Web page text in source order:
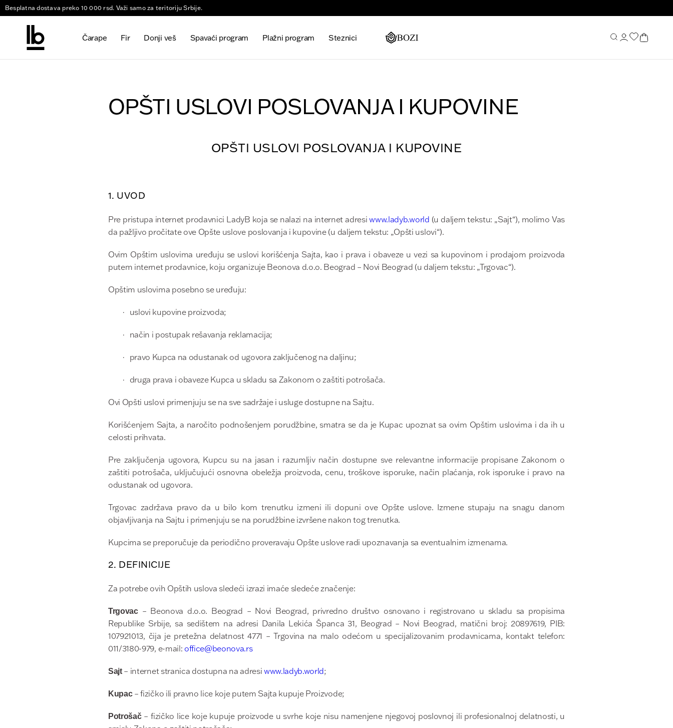
Besplatna dostava preko 10 000 rsd. Važi samo za teritoriju Srbije.
Čarape Fir Donji veš Spavaći program Plažni program Steznici
OPŠTI USLOVI POSLOVANJA I KUPOVINE
OPŠTI USLOVI POSLOVANJA I KUPOVINE
1. UVOD
Pre pristupa internet prodavnici LadyB koja se nalazi na internet adresiwww.ladyb.world (u daljem tekstu: „Sajt“), molimo Vas
da pažljivo pročitate ove Opšte uslove poslovanja i kupovine (u daljem tekstu: „Opšti uslovi“).
Ovim Opštim uslovima uređuju se uslovi korišćenja Sajta, kao i prava i obaveze u vezi sa kupovinom i prodajom proizvoda
putem internet prodavnice, koju organizuje Beonova d.o.o. Beograd – Novi Beograd (u daljem tekstu: „Trgovac“).
Opštim uslovima posebno se uređuju:
· uslovi kupovine proizvoda;
· način i postupak rešavanja reklamacija;
· pravo Kupca na odustanak od ugovora zaključenog na daljinu;
· druga prava i obaveze Kupca u skladu sa Zakonom o zaštiti potrošača.
Ovi Opšti uslovi primenjuju se na sve sadržaje i usluge dostupne na Sajtu.
Korišćenjem Sajta, a naročito podnošenjem porudžbine, smatra se da je Kupac upoznat sa ovim Opštim uslovima i da ih u
celosti prihvata.
Pre zaključenja ugovora, Kupcu su na jasan i razumljiv način dostupne sve relevantne informacije propisane Zakonom o
zaštiti potrošača, uključujući osnovna obeležja proizvoda, cenu, troškove isporuke, način plaćanja, rok isporuke i pravo na
odustanak od ugovora.
Trgovac zadržava pravo da u bilo kom trenutku izmeni ili dopuni ove Opšte uslove. Izmene stupaju na snagu danom
objavljivanja na Sajtu i primenjuju se na porudžbine izvršene nakon tog trenutka.
Kupcima se preporučuje da periodično proveravaju Opšte uslove radi upoznavanja sa eventualnim izmenama.
2. DEFINICIJE
Za potrebe ovih Opštih uslova sledeći izrazi imaće sledeće značenje:
Trgovac– Beonova d.o.o. Beograd – Novi Beograd, privredno društvo osnovano i registrovano u skladu sa propisima
Republike Srbije, sa sedištem na adresi Danila Lekića Španca 31, Beograd – Novi Beograd, matični broj: 20897619, PIB:
107921013, čija je pretežna delatnost 4771 – Trgovina na malo odećom u specijalizovanim prodavnicama, kontakt telefon:
011/3180-979, e-mail: office@beonova.rs
Sajt– internet stranica dostupna na adresi www.ladyb.world;
Kupac– fizičko ili pravno lice koje putem Sajta kupuje Proizvode;
Potrošač– fizičko lice koje kupuje proizvode u svrhe koje nisu namenjene njegovoj poslovnoj ili profesionalnoj delatnosti, u